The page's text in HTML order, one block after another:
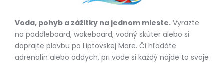
Voda, pohyb a zážitky na jednom mieste. Vyrazte
na paddleboard, wakeboard, vodný skúter alebo si
doprajte plavbu po Liptovskej Mare. Či hľadáte
adrenalín alebo oddych, pri vode si každý nájde to svoje